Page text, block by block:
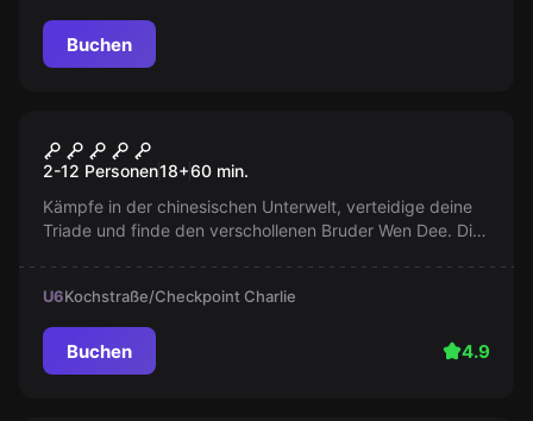
Buchen
One Night in Hong Kong
2-12 Personen18+60 min.
Kämpfe in der chinesischen Unterwelt, verteidige deine
Triade und finde den verschollenen Bruder Wen Dee. Die
U6Kochstraße/Checkpoint Charlie
Buchen 4.9